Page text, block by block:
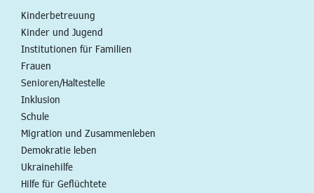
Kinderbetreuung
Kinder und Jugend
Institutionen für Familien
Frauen
Senioren/Haltestelle
Inklusion
Schule
Migration und Zusammenleben
Demokratie leben
Ukrainehilfe
Hilfe für Geflüchtete